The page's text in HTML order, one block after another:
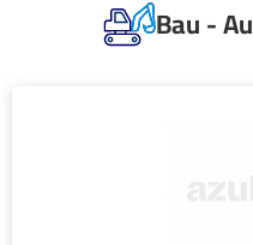
Bau -